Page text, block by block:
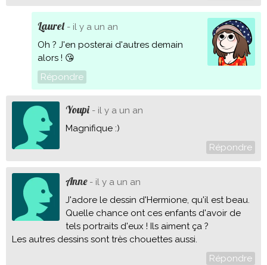
Laurel- il y a un an
Oh ? J'en posterai d'autres demain
alors ! 😘
Répondre
Youpi- il y a un an
Magnifique :)
Répondre
Anne- il y a un an
J'adore le dessin d'Hermione, qu'il est beau.
Quelle chance ont ces enfants d'avoir de
tels portraits d'eux ! Ils aiment ça ?
Les autres dessins sont très chouettes aussi.
Répondre